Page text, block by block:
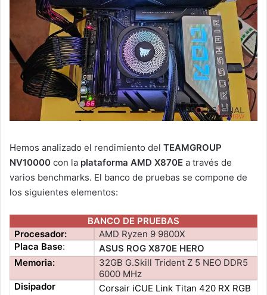
Hemos analizado el rendimiento del TEAMGROUP
NV10000 con la plataforma AMD X870E a través de
varios benchmarks. El banco de pruebas se compone de
los siguientes elementos:
BANCO DE PRUEBAS
Procesador:
AMD Ryzen 9 9800X
Placa Base:
ASUS ROG X870E HERO
Memoria:
32GB G.Skill Trident Z 5 NEO DDR5
6000 MHz
Disipador
Corsair iCUE Link Titan 420 RX RGB